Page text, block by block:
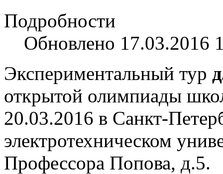
Подробности
Обновлено 17.03.2016
Экспериментальный тур
открытой олимпиады
20.03.2016 в Санкт-
электротехническом
Профессора Попова, д.5.